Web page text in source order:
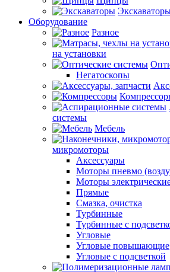
Оборудование
Разное
на установки
Негатоскопы
системы
Мебель
микромоторы
Аксессуары
Моторы пневмо
Моторы
Прямые
Смазка, очистка
Турбинные
Турбинные с
Угловые
Угловые повышающие
Угловые с подсветкой